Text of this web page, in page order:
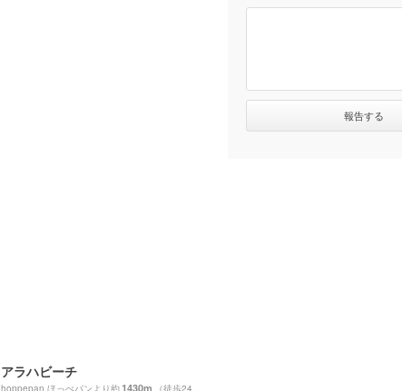
アラハビーチ
hoppepan ほっぺパンより約1430m （徒歩24分）